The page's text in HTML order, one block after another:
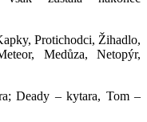
Protichodci, Žihadlo,
Medůza, Netopýr,
Deady – kytara, Tom –